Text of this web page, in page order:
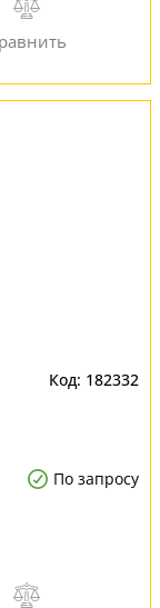
182332
По запросу